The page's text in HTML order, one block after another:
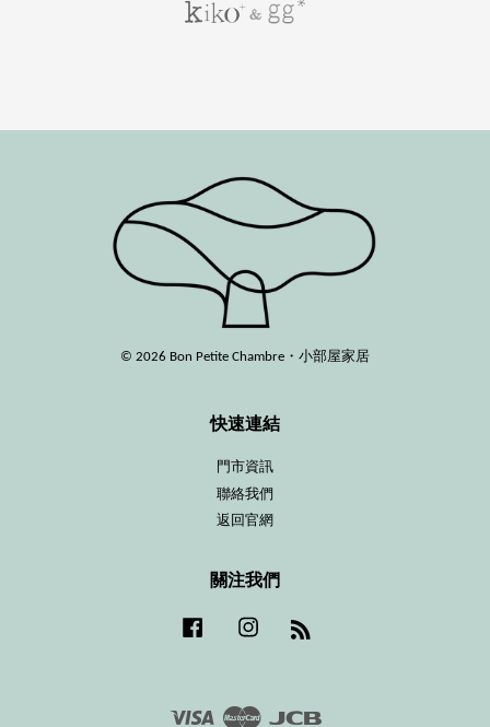
© 2026 Bon Petite Chambre・小部屋家居
快速連結
門市資訊
聯絡我們
返回官網
關注我們
Facebook Instagram
Visa Master